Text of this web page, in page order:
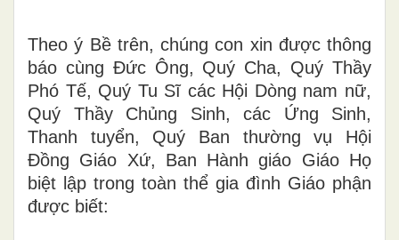
Theo ý Bề trên, chúng con xin được thông
báo cùng Đức Ông, Quý Cha, Quý Thầy
Phó Tế, Quý Tu Sĩ các Hội Dòng nam nữ,
Quý Thầy Chủng Sinh, các Ứng Sinh,
Thanh tuyển, Quý Ban thường vụ Hội
Đồng Giáo Xứ, Ban Hành giáo Giáo Họ
biệt lập trong toàn thể gia đình Giáo phận
được biết: